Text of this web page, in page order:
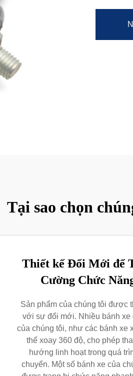
Tại sao chọn
Thiết kế Đổi Mới để
Cường Chức
Sản phẩm của chúng tôi được
với sự đổi mới. Nhiều bánh xe
của chúng tôi, như các bánh xe
thể xoay 360 độ, cho phép
hướng linh hoạt trong quá
chuyển. Một số bánh xe của